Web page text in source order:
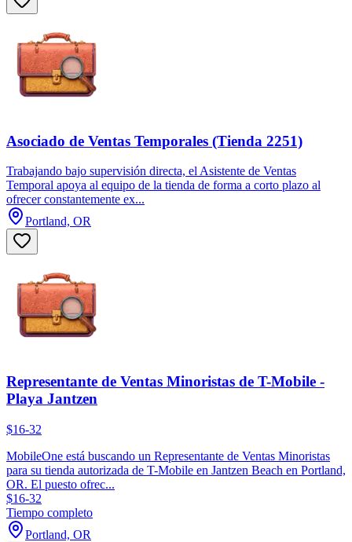
Asociado de Ventas Temporales (Tienda 2251)
Trabajando bajo supervisión directa, el Asistente de Ventas
Temporal apoya al equipo de la tienda de forma a corto plazo al
ofrecer constantemente ex...
Portland, OR
Representante de Ventas Minoristas de T-Mobile -
Playa Jantzen
$16-32
MobileOne está buscando un Representante de Ventas Minoristas
para su tienda autorizada de T-Mobile en Jantzen Beach en Portland,
OR. El puesto ofrec...
$16-32
Tiempo completo
Portland, OR